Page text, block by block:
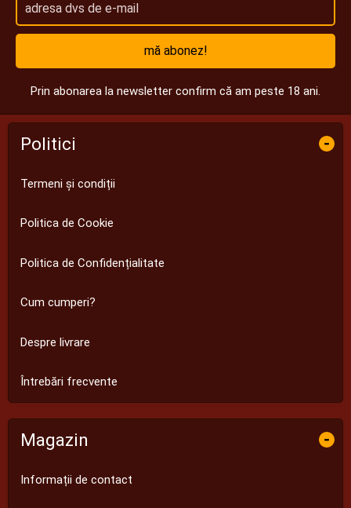
mă abonez!
Prin abonarea la newsletter confirm că am peste 18 ani.
Politici -
Termeni și condiții
Politica de Cookie
Politica de Confidențialitate
Cum cumperi?
Despre livrare
Întrebări frecvente
Magazin -
Informații de contact